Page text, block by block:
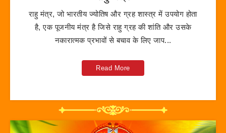
राहु मंत्र, जो भारतीय ज्योतिष और ग्रह शास्त्र में उपयोग होता
है, एक पूजनीय मंत्र है जिसे राहु ग्रह की शांति और उसके
नकारात्मक प्रभावों से बचाव के लिए जाप...
Read More